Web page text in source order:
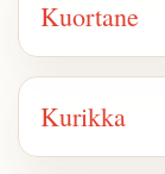
Kuortane
Kurikka